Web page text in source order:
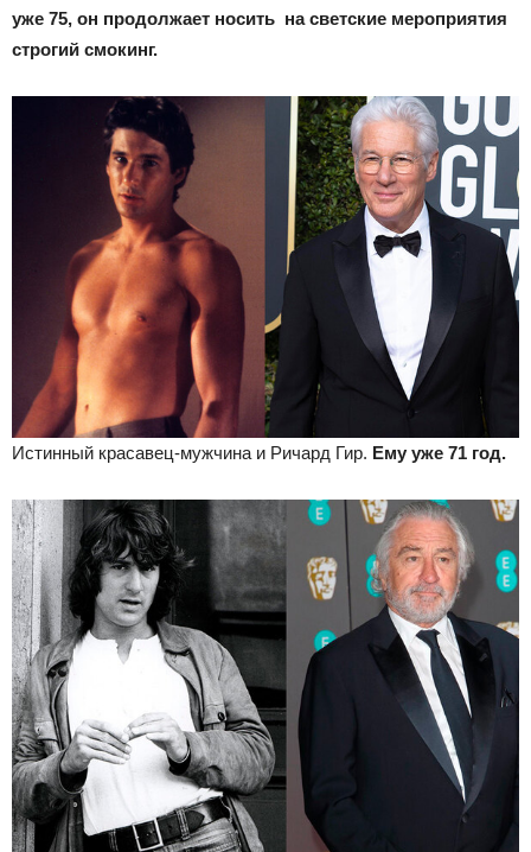
уже 75, он продолжает носить на светские мероприятия
строгий смокинг.
Истинный красавец-мужчина и Ричард Гир. Ему уже 71 год.